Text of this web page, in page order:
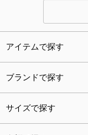
アイテムで探す
ブランドで探す
サイズで探す